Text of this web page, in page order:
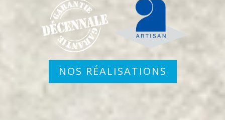
NOS RÉALISATIONS